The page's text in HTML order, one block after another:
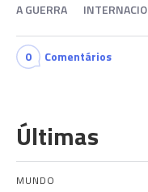
A GUERRA
0 Comentários
Últimas
MUNDO